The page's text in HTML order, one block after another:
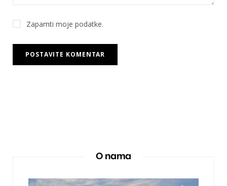
Zapamti moje podatke.
O nama